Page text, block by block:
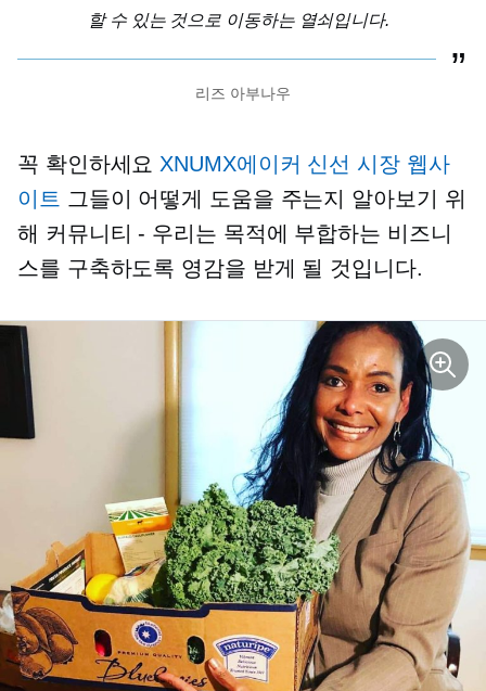
할 수 있는 것으로 이동하는 열쇠입니다.
리즈 아부나우
꼭 확인하세요 XNUMX에이커 신선 시장 웹사
이트 그들이 어떻게 도움을 주는지 알아보기 위
해 커뮤니티 - 우리는 목적에 부합하는 비즈니
스를 구축하도록 영감을 받게 될 것입니다.